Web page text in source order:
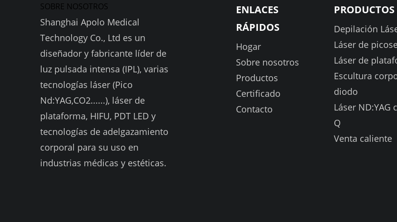
SOBRE NOSOTROS
Shanghai Apolo Medical
Technology Co., Ltd es un
diseñador y fabricante líder de
luz pulsada intensa (IPL), varias
tecnologías láser (Pico
Nd:YAG,CO2......), láser de
plataforma, HIFU, PDT LED y
tecnologías de adelgazamiento
corporal para su uso en
industrias médicas y estéticas.
ENLACES
RÁPIDOS
Hogar
Sobre nosotros
Productos
Certificado
Contacto
PRODUCTOS
Depilación
Láser de
Láser de
Escultura
diodo
Láser
Q
Venta caliente